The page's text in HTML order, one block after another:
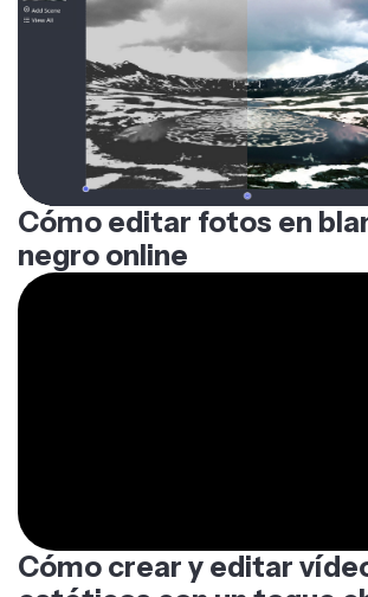
Cómo editar fotos en
negro online
Cómo crear y editar
estéticos con un toque